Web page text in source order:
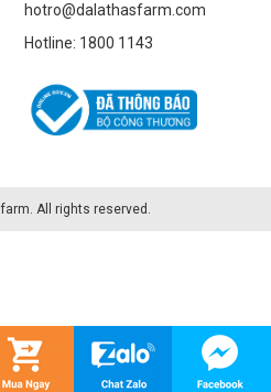
hotro@dalathasfarm.com
Hotline: 1800 1143
All rights reserved.